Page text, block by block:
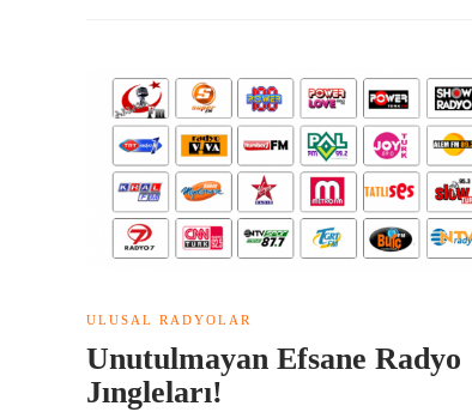
ULUSAL RADYOLAR
Unutulmayan Efsane Radyo
Jıngleları!